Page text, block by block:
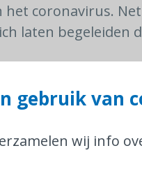
coronavirus.
laten begeleiden
Let er wel op
vaccinatie-
vind je
gebruik van
wij info